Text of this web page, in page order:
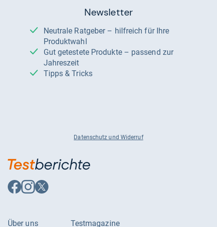
Newsletter
Neutrale Ratgeber – hilfreich für Ihre
Produktwahl
Gut getestete Produkte – passend zur
Jahreszeit
Tipps & Tricks
Datenschutz und Widerruf
Auf
Facebook
Auf
Instagram
Auf
X
Über uns
Testmagazine